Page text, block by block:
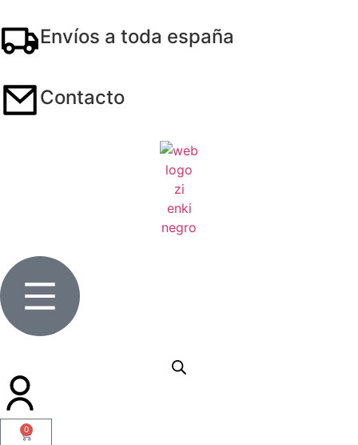
Envíos a toda españa
Contacto
0